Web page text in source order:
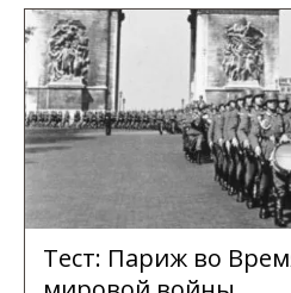
Тест: Париж во